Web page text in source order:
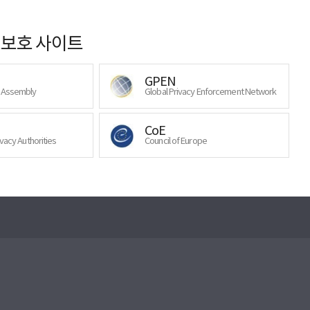
호 사이트
GPEN
Global Privacy Enforcement Network
Authorities
CoE
Council of Europe